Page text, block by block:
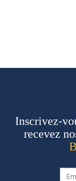
Inscrivez-
recevez